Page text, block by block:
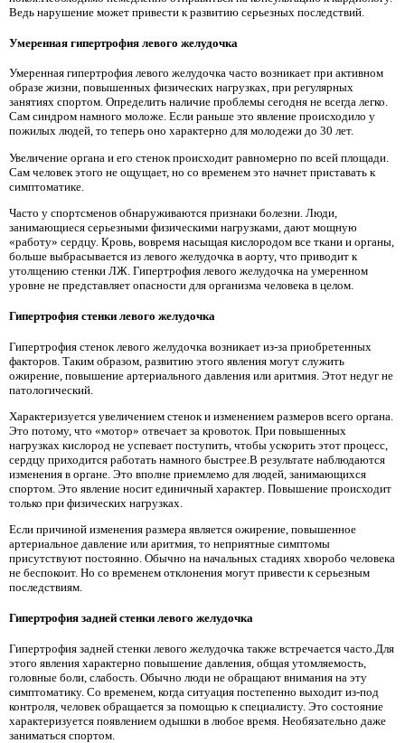
Ведь нарушение может привести к развитию серьезных последствий.
Умеренная гипертрофия левого желудочка
Умеренная гипертрофия левого желудочка часто возникает при активном
образе жизни, повышенных физических нагрузках, при регулярных
занятиях спортом. Определить наличие проблемы сегодня не всегда легко.
Сам синдром намного моложе. Если раньше это явление происходило у
пожилых людей, то теперь оно характерно для молодежи до 30 лет.
Увеличение органа и его стенок происходит равномерно по всей площади.
Сам человек этого не ощущает, но со временем это начнет приставать к
симптоматике.
Часто у спортсменов обнаруживаются признаки болезни. Люди,
занимающиеся серьезными физическими нагрузками, дают мощную
«работу» сердцу. Кровь, вовремя насыщая кислородом все ткани и органы,
больше выбрасывается из левого желудочка в аорту, что приводит к
утолщению стенки ЛЖ. Гипертрофия левого желудочка на умеренном
уровне не представляет опасности для организма человека в целом.
Гипертрофия стенки левого желудочка
Гипертрофия стенок левого желудочка возникает из-за приобретенных
факторов. Таким образом, развитию этого явления могут служить
ожирение, повышение артериального давления или аритмия. Этот недуг не
патологический.
Характеризуется увеличением стенок и изменением размеров всего органа.
Это потому, что «мотор» отвечает за кровоток. При повышенных
нагрузках кислород не успевает поступить, чтобы ускорить этот процесс,
сердцу приходится работать намного быстрее.В результате наблюдаются
изменения в органе. Это вполне приемлемо для людей, занимающихся
спортом. Это явление носит единичный характер. Повышение происходит
только при физических нагрузках.
Если причиной изменения размера является ожирение, повышенное
артериальное давление или аритмия, то неприятные симптомы
присутствуют постоянно. Обычно на начальных стадиях хворобо человека
не беспокоит. Но со временем отклонения могут привести к серьезным
последствиям.
Гипертрофия задней стенки левого желудочка
Гипертрофия задней стенки левого желудочка также встречается часто.Для
этого явления характерно повышение давления, общая утомляемость,
головные боли, слабость. Обычно люди не обращают внимания на эту
симптоматику. Со временем, когда ситуация постепенно выходит из-под
контроля, человек обращается за помощью к специалисту. Это состояние
характеризуется появлением одышки в любое время. Необязательно даже
заниматься спортом.